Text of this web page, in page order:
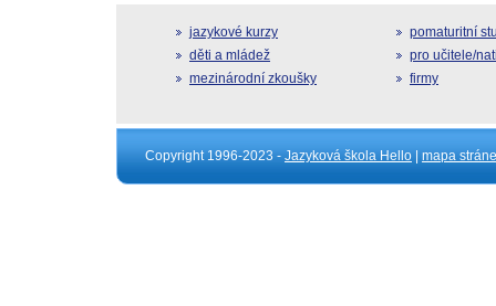
jazykové kurzy
děti a mládež
mezinárodní zkoušky
pomaturitní
pro učitele/
firmy
Copyright 1996-2023 - Jazyková škola Hello | mapa